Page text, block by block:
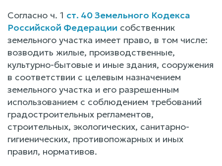
Согласно ч. 1 ст. 40 Земельного Кодекса
Российской Федерации собственник
земельного участка имеет право, в том числе:
возводить жилые, производственные,
культурно-бытовые и иные здания, сооружения
в соответствии с целевым назначением
земельного участка и его разрешенным
использованием с соблюдением требований
градостроительных регламентов,
строительных, экологических, санитарно-
гигиенических, противопожарных и иных
правил, нормативов.